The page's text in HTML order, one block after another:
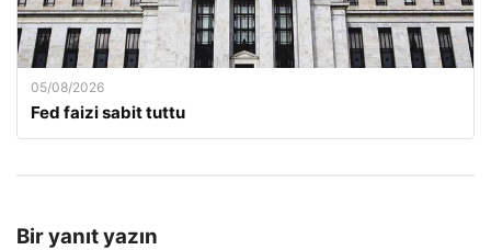
05/08/2026
Fed faizi sabit tuttu
Bir yanıt yazın